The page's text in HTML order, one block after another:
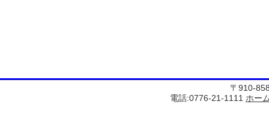
〒910-
電話:0776-21-1111 ホー